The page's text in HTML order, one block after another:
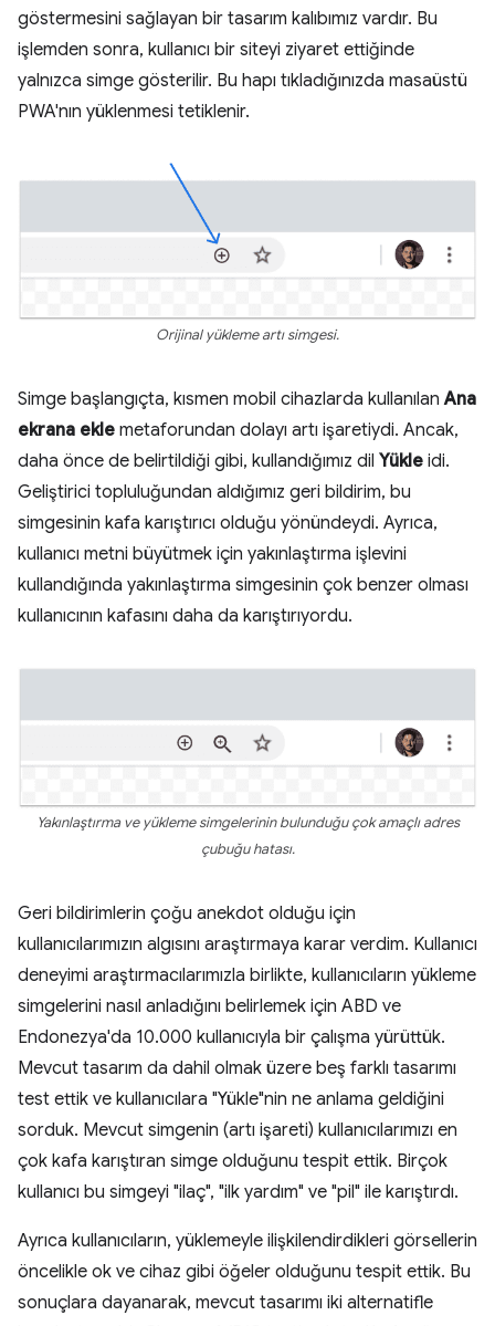
göstermesini sağlayan bir tasarım kalıbımız vardır. Bu
işlemden sonra, kullanıcı bir siteyi ziyaret ettiğinde
yalnızca simge gösterilir. Bu hapı tıkladığınızda masaüstü
PWA'nın yüklenmesi tetiklenir.
Orijinal yükleme artı simgesi.
Simge başlangıçta, kısmen mobil cihazlarda kullanılanAna
ekrana ekle metaforundan dolayı artı işaretiydi. Ancak,
daha önce de belirtildiği gibi, kullandığımız dil Yükle idi.
Geliştirici topluluğundan aldığımız geri bildirim, bu
simgesinin kafa karıştırıcı olduğu yönündeydi. Ayrıca,
kullanıcı metni büyütmek için yakınlaştırma işlevini
kullandığında yakınlaştırma simgesinin çok benzer olması
kullanıcının kafasını daha da karıştırıyordu.
Yakınlaştırma ve yükleme simgelerinin bulunduğu çok amaçlı adres
çubuğu hatası.
Geri bildirimlerin çoğu anekdot olduğu için
kullanıcılarımızın algısını araştırmaya karar verdim. Kullanıcı
deneyimi araştırmacılarımızla birlikte, kullanıcıların yükleme
simgelerini nasıl anladığını belirlemek için ABD ve
Endonezya'da 10.000 kullanıcıyla bir çalışma yürüttük.
Mevcut tasarım da dahil olmak üzere beş farklı tasarımı
test ettik ve kullanıcılara "Yükle"nin ne anlama geldiğini
sorduk. Mevcut simgenin (artı işareti) kullanıcılarımızı en
çok kafa karıştıran simge olduğunu tespit ettik. Birçok
kullanıcı bu simgeyi "ilaç", "ilk yardım" ve "pil" ile karıştırdı.
Ayrıca kullanıcıların, yüklemeyle ilişkilendirdikleri görsellerin
öncelikle ok ve cihaz gibi öğeler olduğunu tespit ettik. Bu
sonuçlara dayanarak, mevcut tasarımı iki alternatifle